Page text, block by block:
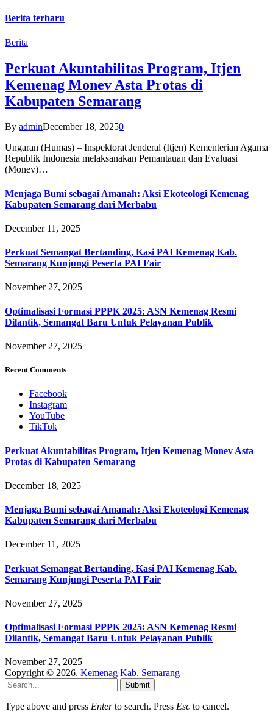
Berita terbaru
Berita
Perkuat Akuntabilitas Program, Itjen
Kemenag Monev Asta Protas di
Kabupaten Semarang
By adminDecember 18, 20250
Ungaran (Humas) – Inspektorat Jenderal (Itjen) Kementerian Agama
Republik Indonesia melaksanakan Pemantauan dan Evaluasi
(Monev)…
Menjaga Bumi sebagai Amanah: Aksi Ekoteologi Kemenag
Kabupaten Semarang dari Merbabu
December 11, 2025
Perkuat Semangat Bertanding, Kasi PAI Kemenag Kab.
Semarang Kunjungi Peserta PAI Fair
November 27, 2025
Optimalisasi Formasi PPPK 2025: ASN Kemenag Resmi
Dilantik, Semangat Baru Untuk Pelayanan Publik
November 27, 2025
Recent Comments
Facebook
Instagram
YouTube
TikTok
Perkuat Akuntabilitas Program, Itjen Kemenag Monev Asta
Protas di Kabupaten Semarang
December 18, 2025
Menjaga Bumi sebagai Amanah: Aksi Ekoteologi Kemenag
Kabupaten Semarang dari Merbabu
December 11, 2025
Perkuat Semangat Bertanding, Kasi PAI Kemenag Kab.
Semarang Kunjungi Peserta PAI Fair
November 27, 2025
Optimalisasi Formasi PPPK 2025: ASN Kemenag Resmi
Dilantik, Semangat Baru Untuk Pelayanan Publik
November 27, 2025
Copyright © 2026. Kemenag Kab. Semarang
Submit
Type above and press Enterto search. Press Esc to cancel.